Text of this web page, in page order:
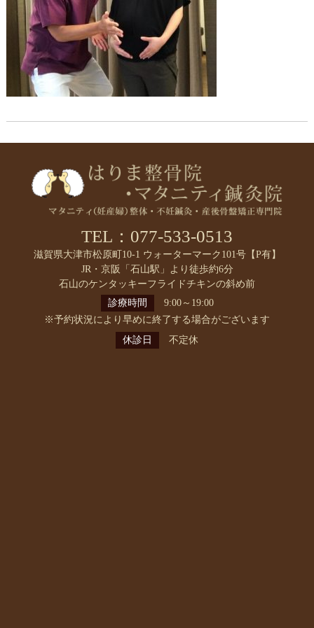
TEL：077-533-0513
滋賀県大津市松原町10-1 ウォーターマーク101号【P有】
JR・京阪「石山駅」より徒歩約6分
石山のケンタッキーフライドチキンの斜め前
診療時間
9:00～19:00
※予約状況により早めに終了する場合がございます
休診日
不定休